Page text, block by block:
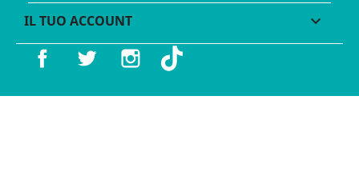
IL TUO ACCOUNT 
Facebook Twitter Instagram